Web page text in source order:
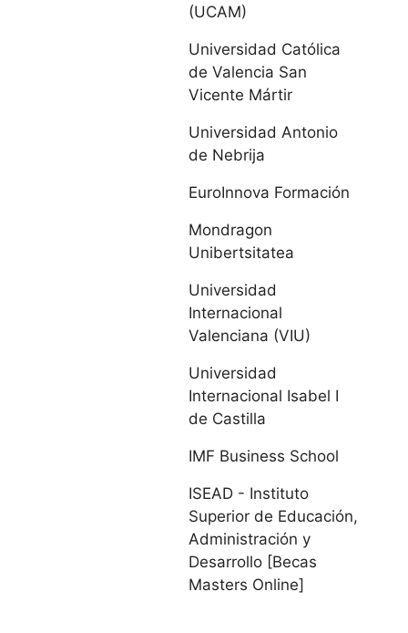
Universidad
Pontificia de
Salamanca
Universidad de
Salamanca
Valladolid
Cataluña
Universitat Abat
Oliba CEU
Autónoma de
Barcelona
Universidad de
(UCAM)
Universidad Católica
de Valencia San
Vicente Mártir
Universidad Antonio
de Nebrija
EuroInnova Formación
Mondragon
Unibertsitatea
Universidad
Internacional
Valenciana (VIU)
Universidad
Internacional Isabel I
de Castilla
IMF Business School
ISEAD - Instituto
Superior de Educación,
Administración y
Desarrollo [Becas
Masters Online]